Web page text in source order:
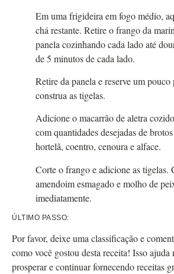
Em uma frigideira em fogo médio,
chá restante. Retire o frango da
panela cozinhando cada lado até
de 5 minutos de cada lado.
Retire da panela e reserve um
construa as tigelas.
Adicione o macarrão de aletra
com quantidades desejadas de
hortelã, coentro, cenoura e alface.
Corte o frango e adicione as tigelas.
amendoim esmagado e molho de
imediatamente.
ÚLTIMO PASSO:
Por favor, deixe uma classificação e
como você gostou desta receita! Isso ajuda
prosperar e continuar fornecendo receitas